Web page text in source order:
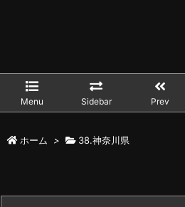
Menu Sidebar Prev
ホーム > 38.神奈川県